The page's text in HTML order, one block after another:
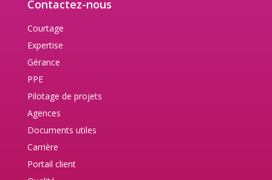
Contactez-nous
Courtage
Expertise
Gérance
PPE
Pilotage de projets
Agences
Documents utiles
Carrière
Portail client